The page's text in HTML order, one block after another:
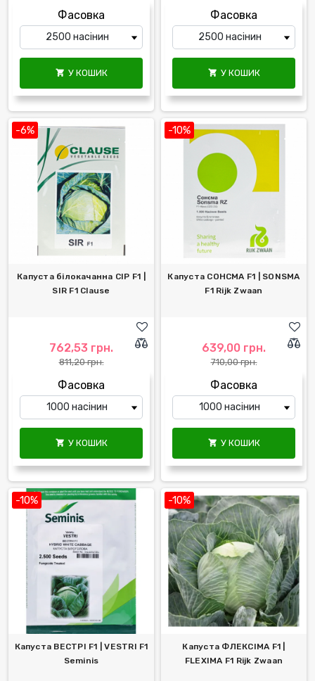
Фасовка
 У КОШИК
Фасовка
 У КОШИК
-6%
Капуста білокачанна СІР F1 |
SIR F1 Clause
762,53 грн.
811,20 грн.
Фасовка
 У КОШИК
-10%
Капуста СОНСМА F1 | SONSMA
F1 Rijk Zwaan
639,00 грн.
710,00 грн.
Фасовка
 У КОШИК
-10%
Капуста ВЕСТРІ F1 | VESTRI F1
Seminis
-10%
Капуста ФЛЕКСІМА F1 |
FLEXIMA F1 Rijk Zwaan